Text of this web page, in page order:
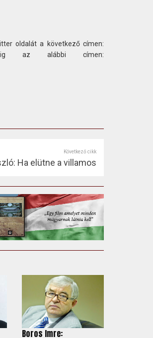
oldalát a következő címen:
az alábbi címen:
Következő cikk
Ha elütne a villamos
Boros Imre: